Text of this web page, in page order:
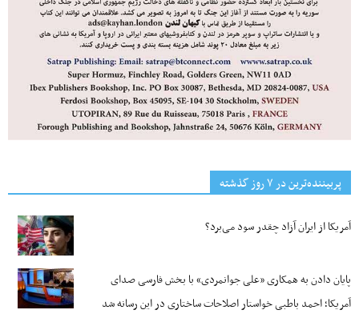
پربیننده‌ترین‌ در ۷ روز گذشته
آمریکا از ایران آزاد چقدر سود می‌برد؟
پایان دادن به همکاری «علی جوانمردی» با بخش فارسی صدای
آمریکا؛ احمد باطبی خواستار اصلاحات ساختاری در این رسانه شد